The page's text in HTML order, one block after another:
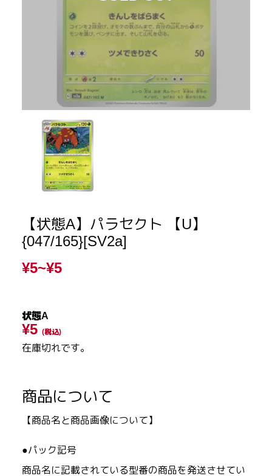
【状態A】パラセクト 【U】
{047/165}[SV2a]
¥5~¥5
状態A
¥5 (税込)
在庫切れです。
商品について
【商品名と商品画像について】
●パック記号
商品名に記載されている型番の商品を発送させてい